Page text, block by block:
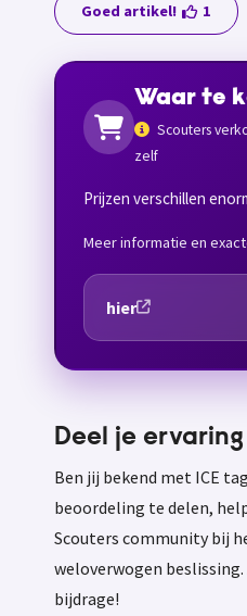
Goed artikel! 1
Waar te
Scouters
zelf
Prijzen verschillen
Meer informatie en
hier
Deel je ervaring
Ben jij bekend met ICE
beoordeling te delen,
Scouters community bij
weloverwogen
bijdrage!